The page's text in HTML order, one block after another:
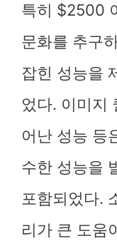
특히 $2500
문화를 추구
잡힌 성능을
었다. 이미지
어난 성능 등
수한 성능을
포함되었다.
리가 큰 도움